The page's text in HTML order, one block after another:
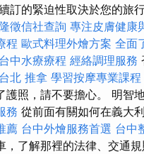
訂的緊迫性取決於您的旅
徵信社查詢 專注皮膚健康
程 歐式料理外燴方案 全面
台中水療療程 經絡調理服務
台北 推拿 學習按摩專業課程
護照，請不要擔心。 明智
務 從前面有關如何在義大
薦 台中外燴服務首選 台中
，了解那裡的法律、交通